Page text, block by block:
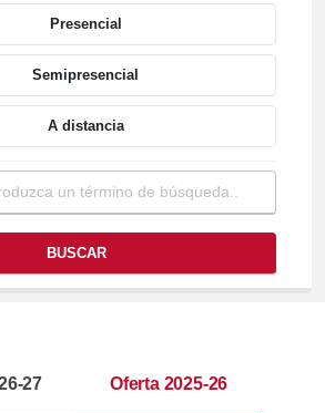
Presencial
Semipresencial
A distancia
BUSCAR
27 Oferta 2025-26